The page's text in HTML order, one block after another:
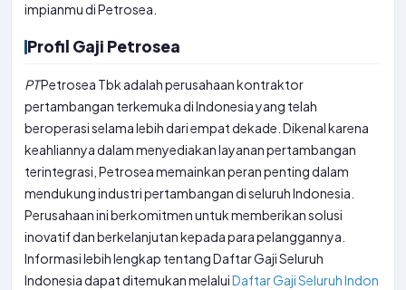
impianmu di Petrosea.
Profil Gaji Petrosea
PTPetrosea Tbk adalah perusahaan kontraktor
pertambangan terkemuka di Indonesia yang telah
beroperasi selama lebih dari empat dekade. Dikenal karena
keahliannya dalam menyediakan layanan pertambangan
terintegrasi, Petrosea memainkan peran penting dalam
mendukung industri pertambangan di seluruh Indonesia.
Perusahaan ini berkomitmen untuk memberikan solusi
inovatif dan berkelanjutan kepada para pelanggannya.
Informasi lebih lengkap tentang Daftar Gaji Seluruh
Indonesia dapat ditemukan melaluiDaftar Gaji Seluruh Indon